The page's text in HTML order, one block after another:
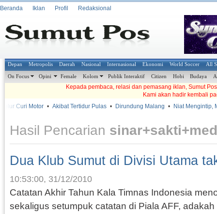
Beranda Iklan Profil Redaksional
Depan Metropolis Daerah Nasional Internasional Ekonomi World Soccer All
On Focus Opini Female Kolom Publik Interaktif Citizen Hobi Budaya
Kepada pembaca, relasi dan pemasang iklan, Sumut
Kami akan hadir kembali
Curi Motor • Akibat Tertidur Pulas • Dirundung Malang • Niat Mengintip,
Hasil Pencarian
Dua Klub Sumut di Divisi Utama
10:53:00, 31/12/2010
Catatan Akhir Tahun Kala Timnas Indonesia
sekaligus setumpuk catatan di Piala AFF,